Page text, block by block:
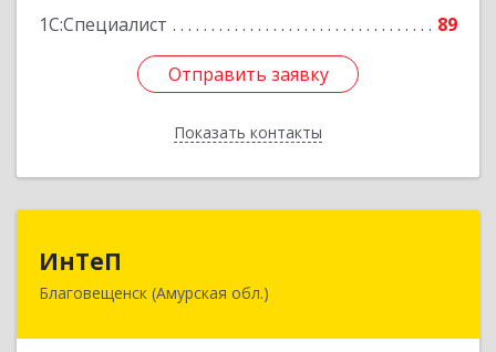
1С:Специалист
89
Отправить заявку
Показать контакты
Отправить заявку
Назад
ИнТеП
Благовещенск (Амурская обл.)
675000, Амурская обл, Благовещенск г,